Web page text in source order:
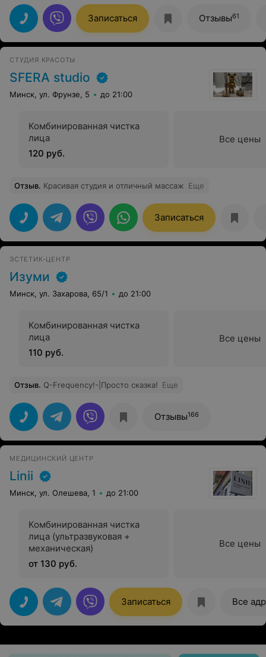
разъяснила. Спасибо, рекомендую!
Записаться Отзывы61
СТУДИЯ КРАСОТЫ
SFERA studio
Минск, ул. Фрунзе, 5 до 21:00
Комбинированная чистка
лица
120 руб.
Все цены
Отзыв. Красивая студия и отличный массаж Еще
Записаться
ЭСТЕТИК-ЦЕНТР
Изуми
Минск, ул. Захарова, 65/1 до 21:00
Комбинированная чистка
лица
110 руб.
Все цены
Отзыв. Q-Frequency!-|Просто сказка! Еще
Отзывы166
МЕДИЦИНСКИЙ ЦЕНТР
Linii
Минск, ул. Олешева, 1 до 21:00
Комбинированная чистка
лица (ультразвуковая +
механическая)
от 130 руб.
Все цены
Записаться Все